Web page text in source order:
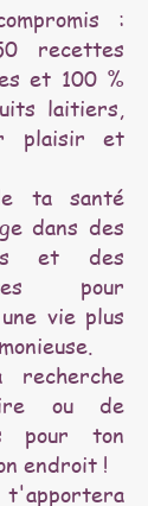
:
recettes
et 100 %
laitiers,
plaisir et
ta santé
dans des
et des
pour
vie plus
ou de
pour ton
endroit !
t'apportera